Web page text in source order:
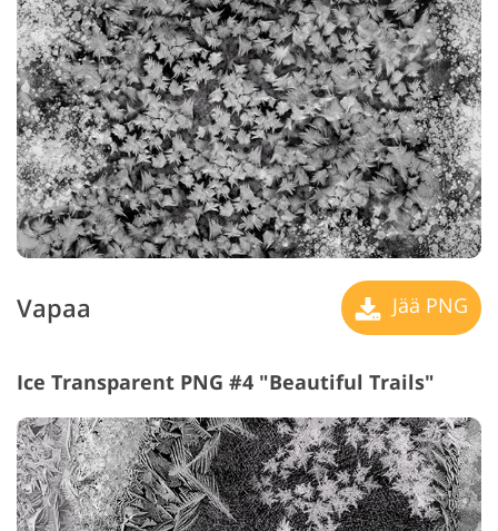
Vapaa Jää PNG
Ice Transparent PNG #4 "Beautiful Trails"